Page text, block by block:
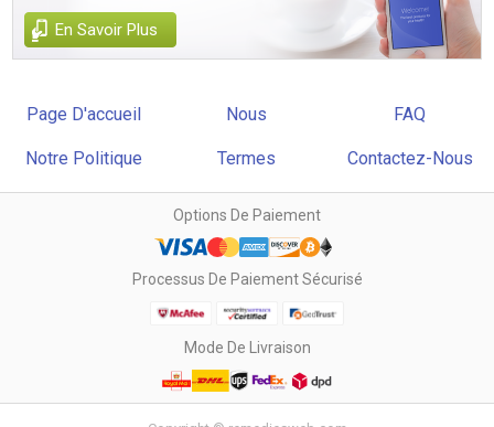
En Savoir Plus
Page D'accueil Nous FAQ
Notre Politique Termes Contactez-Nous
Options De Paiement
Processus De Paiement Sécurisé
Mode De Livraison